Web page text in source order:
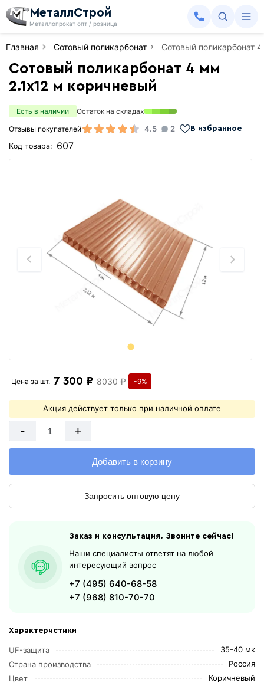
МеталлСтрой
Металлопрокат опт / розница
Главная Сотовый поликарбонат Сотовый поликарбонат
Сотовый поликарбонат 4 мм
2.1х12 м коричневый
Есть в наличии
Остаток на складах
Отзывы покупателей
4.5 2 В избранное
Код товара: 607
Характеристики
UF-защита
35-40 мк
Страна производства
Россия
Цвет
Коричневый
Цена за шт. 7 300 ₽ 8030 ₽ -9%
Акция действует только при наличной оплате
- +
Добавить в корзину
Запросить оптовую цену
Заказ и консультация. Звоните сейчас!
Наши специалисты ответят на любой
интересующий вопрос
+7 (495) 640-68-58
+7 (968) 810-70-70